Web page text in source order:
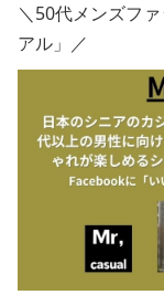
＼50代メンズフ
アル」／